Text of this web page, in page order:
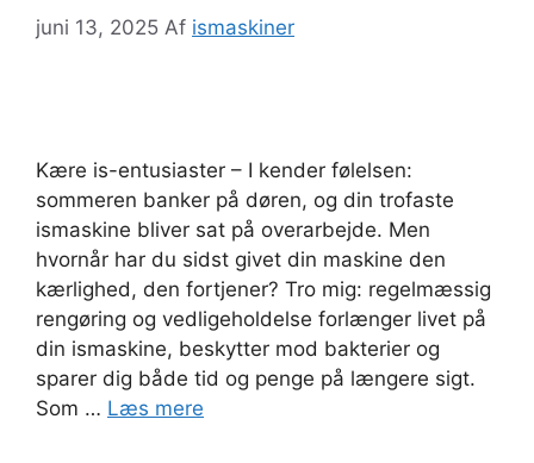
juni 13, 2025 Af ismaskiner
Kære is-entusiaster – I kender følelsen:
sommeren banker på døren, og din trofaste
ismaskine bliver sat på overarbejde. Men
hvornår har du sidst givet din maskine den
kærlighed, den fortjener? Tro mig: regelmæssig
rengøring og vedligeholdelse forlænger livet på
din ismaskine, beskytter mod bakterier og
sparer dig både tid og penge på længere sigt.
Som … Læs mere